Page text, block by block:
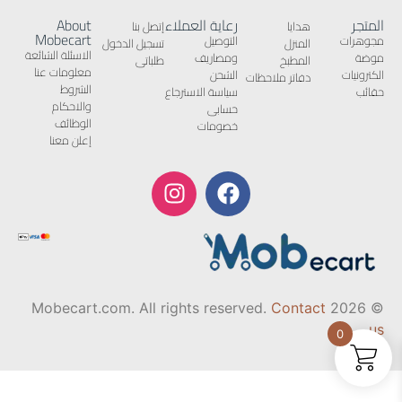
المتجر
مجوهرات
موضة
الكترونيات
حقائب
هدايا
المنزل
المطبخ
دفاتر ملاحظات
رعاية العملاء
التوصيل
ومصاريف
الشحن
سياسة الاسترجاع
حسابى
خصومات
إتصل بنا
تسجيل الدخول
طلباتى
About
Mobecart
الاسئلة الشائعة
معلومات عنا
الشروط
والاحكام
الوظائف
إعلن معنا
© 2026 Mobecart.com. All rights reserved.
Contact
us
0